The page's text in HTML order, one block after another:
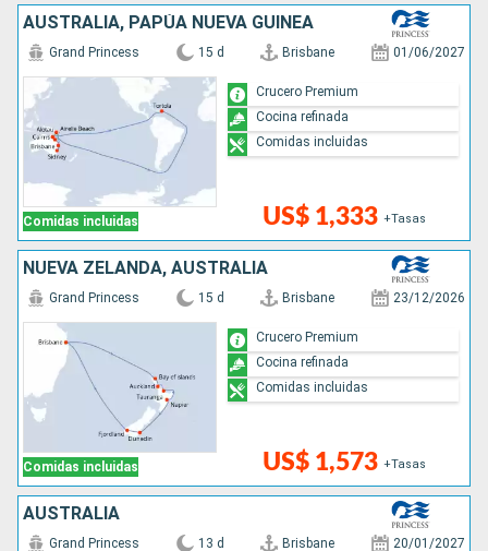
AUSTRALIA, PAPÚA NUEVA GUINEA
Comidas incluidas
Grand Princess 15 d Brisbane 01/06/2027
US$ 1,333 +Tasas
Crucero Premium
Cocina refinada
Comidas incluidas
NUEVA ZELANDA, AUSTRALIA
Comidas incluidas
Grand Princess 15 d Brisbane 23/12/2026
US$ 1,573 +Tasas
Crucero Premium
Cocina refinada
Comidas incluidas
AUSTRALIA
Grand Princess 13 d Brisbane 20/01/2027